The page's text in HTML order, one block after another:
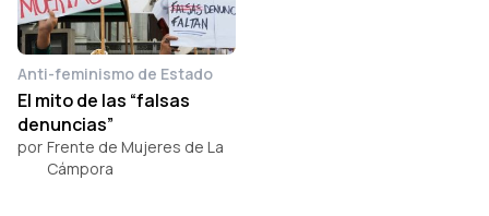
Anti-feminismo de Estado
El mito de las “falsas
denuncias”
por Frente de Mujeres de La
Cámpora